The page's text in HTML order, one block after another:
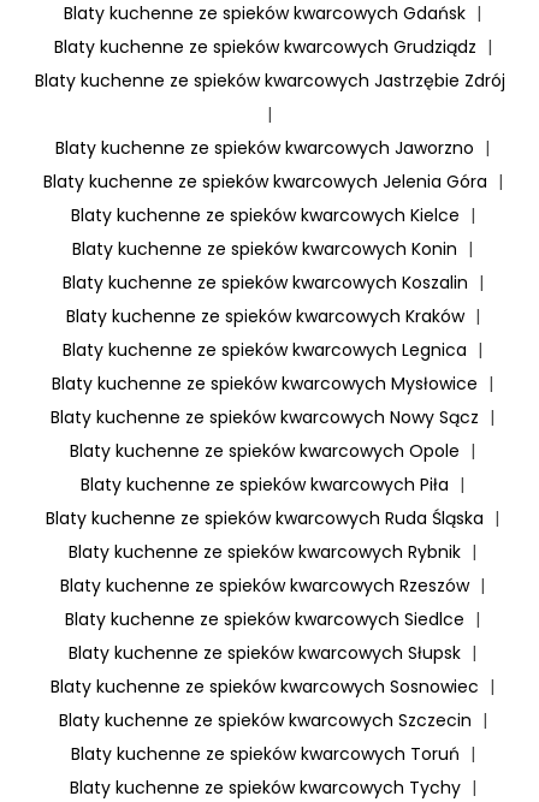
Blaty kuchenne ze spieków kwarcowych Gdańsk |
Blaty kuchenne ze spieków kwarcowych Grudziądz |
Blaty kuchenne ze spieków kwarcowych Jastrzębie Zdrój
|
Blaty kuchenne ze spieków kwarcowych Jaworzno |
Blaty kuchenne ze spieków kwarcowych Jelenia Góra |
Blaty kuchenne ze spieków kwarcowych Kielce |
Blaty kuchenne ze spieków kwarcowych Konin |
Blaty kuchenne ze spieków kwarcowych Koszalin |
Blaty kuchenne ze spieków kwarcowych Kraków |
Blaty kuchenne ze spieków kwarcowych Legnica |
Blaty kuchenne ze spieków kwarcowych Mysłowice |
Blaty kuchenne ze spieków kwarcowych Nowy Sącz |
Blaty kuchenne ze spieków kwarcowych Opole |
Blaty kuchenne ze spieków kwarcowych Piła |
Blaty kuchenne ze spieków kwarcowych Ruda Śląska |
Blaty kuchenne ze spieków kwarcowych Rybnik |
Blaty kuchenne ze spieków kwarcowych Rzeszów |
Blaty kuchenne ze spieków kwarcowych Siedlce |
Blaty kuchenne ze spieków kwarcowych Słupsk |
Blaty kuchenne ze spieków kwarcowych Sosnowiec |
Blaty kuchenne ze spieków kwarcowych Szczecin |
Blaty kuchenne ze spieków kwarcowych Toruń |
Blaty kuchenne ze spieków kwarcowych Tychy |